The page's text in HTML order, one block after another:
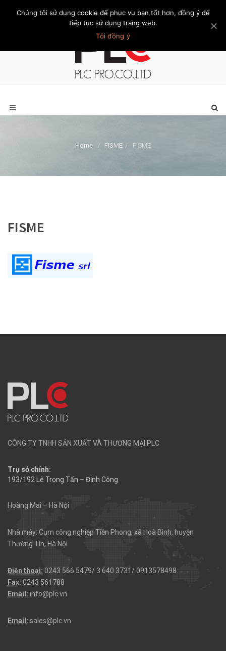
Trang chủ Giới thiệu Khách hàng Liên hệ Thành viên
Home / FISME / FISME
FISME
CÔNG TY TNHH SẢN XUẤT VÀ THƯƠNG MẠI PLC
Trụ sở chính:
193/192 Lê Trọng Tấn – Định Công
Hoàng Mai – Hà Nội
Nhà máy: Cụm công nghiệp Tiền Phong, xã Hoà Bình, huyện
Thường Tín, Hà Nội
Điện thoại: 0243 566 5479/ 3 640 3731/ 0913578498
Fax: 0243 561788
Email: info@plc.vn
Email: sales@plc.vn
Chúng tôi sử dụng cookie để phục vụ bạn tốt hơn, đồng ý để
tiếp tục sử dụng trang web.
Tôi đồng ý